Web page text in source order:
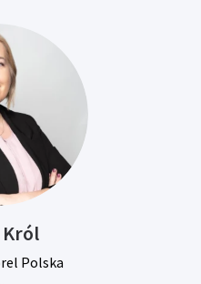
Król
Polska